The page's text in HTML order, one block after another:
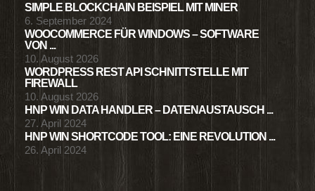
SIMPLE BLOCKCHAIN BEISPIEL MIT MINER
6. September 2024
WOOCOMMERCE FÜR WINDOWS – SOFTWARE
VON ...
10. August 2026
WORDPRESS REST API SCHNITTSTELLE MIT
FIREWALL
10. August 2026
HNP WIN DATA HANDLER – DATENAUSTAUSCH ...
27. April 2024
HNP WIN SHORTCODE TOOL: EINE REVOLUTION ...
26. April 2024